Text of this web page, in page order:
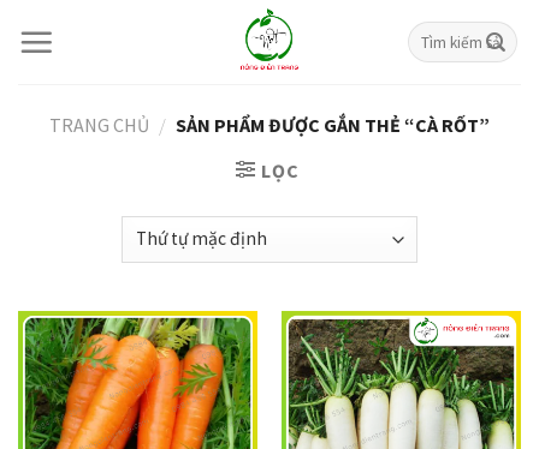
Tìm
kiếm:
TRANG CHỦ / SẢN PHẨM ĐƯỢC GẮN THẺ “CÀ RỐT”
LỌC
Giảm giá! Giảm giá!